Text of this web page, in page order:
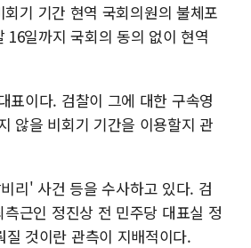
려야"…파월 때와 달리 워시엔 톤 낮춰
근 포항시 정책특보 내정설...포항시 '시끌'
, 대한민국 다음 100년 밑거름…수도권 집
기 기간 현역 국회의원의 불체포
일까지 국회의 동의 없이 현역
표이다. 검찰이 그에 대한 구속영
않을 비회기 기간을 이용할지 관
리' 사건 등을 수사하고 있다. 검
근인 정진상 전 민주당 대표실 정
것이란 관측이 지배적이다.